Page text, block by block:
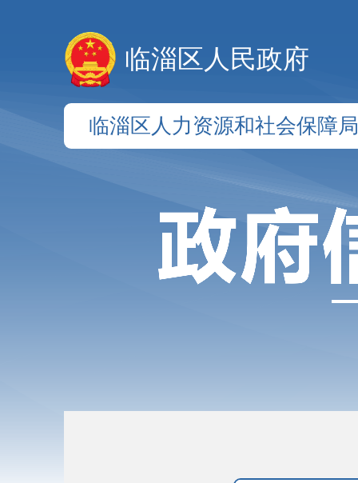
临淄区人民政府
临淄区人力资源和社会保障局